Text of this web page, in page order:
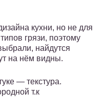
кухни, но не для
грязи, поэтому
найдутся
на нём видны.
— текстура.
т.к